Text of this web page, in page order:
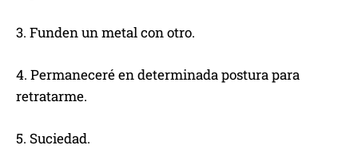
3. Funden un metal con otro.
4. Permaneceré en determinada postura para
retratarme.
5. Suciedad.